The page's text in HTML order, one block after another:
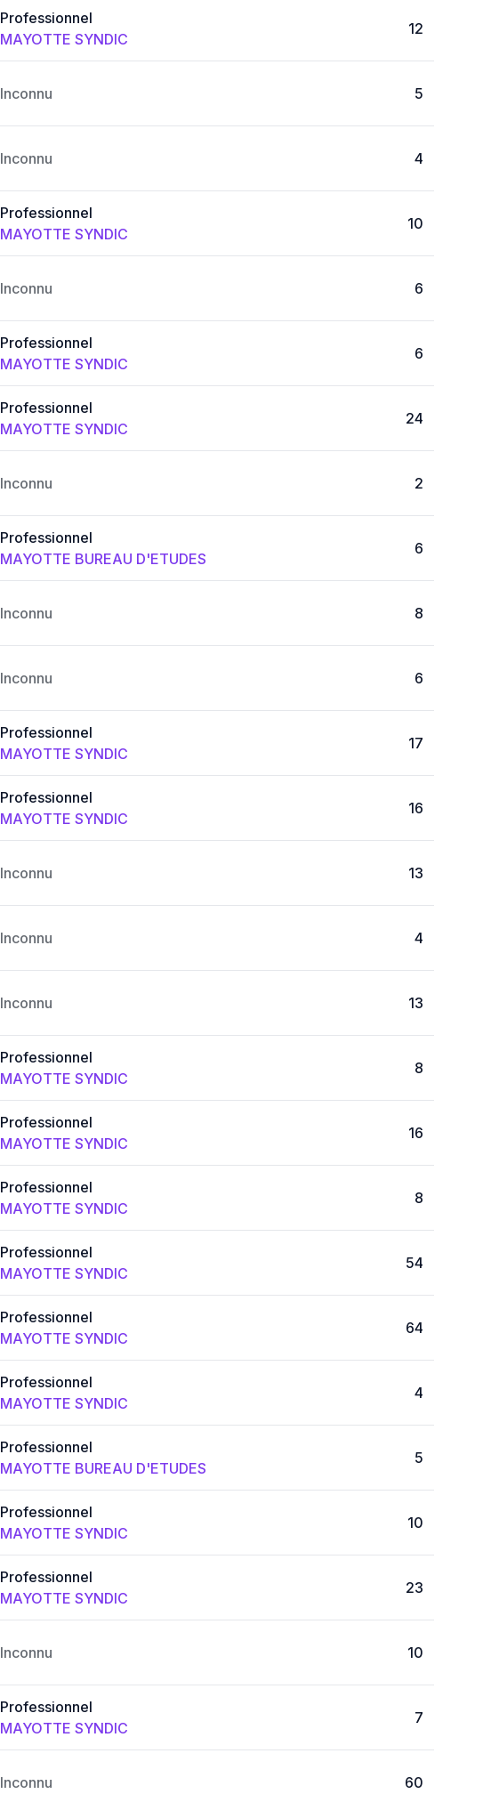
Professionnel
MAYOTTE SYNDIC
12
Inconnu 5
Inconnu 4
Professionnel
MAYOTTE SYNDIC
10
Inconnu 6
Professionnel
MAYOTTE SYNDIC
6
Professionnel
MAYOTTE SYNDIC
24
Inconnu 2
Professionnel
MAYOTTE BUREAU D'ETUDES
6
Inconnu 8
Inconnu 6
Professionnel
MAYOTTE SYNDIC
17
Professionnel
MAYOTTE SYNDIC
16
Inconnu 13
Inconnu 4
Inconnu 13
Professionnel
MAYOTTE SYNDIC
8
Professionnel
MAYOTTE SYNDIC
16
Professionnel
MAYOTTE SYNDIC
8
Professionnel
MAYOTTE SYNDIC
54
Professionnel
MAYOTTE SYNDIC
64
Professionnel
MAYOTTE SYNDIC
4
Professionnel
MAYOTTE BUREAU D'ETUDES
5
Professionnel
MAYOTTE SYNDIC
10
Professionnel
MAYOTTE SYNDIC
23
Inconnu 10
Professionnel
MAYOTTE SYNDIC
7
Inconnu 60